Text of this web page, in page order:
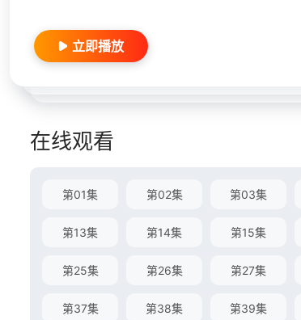
立即播放
在线观看
第01集 第02集 第03集
第13集 第14集 第15集
第25集 第26集 第27集
第37集 第38集 第39集